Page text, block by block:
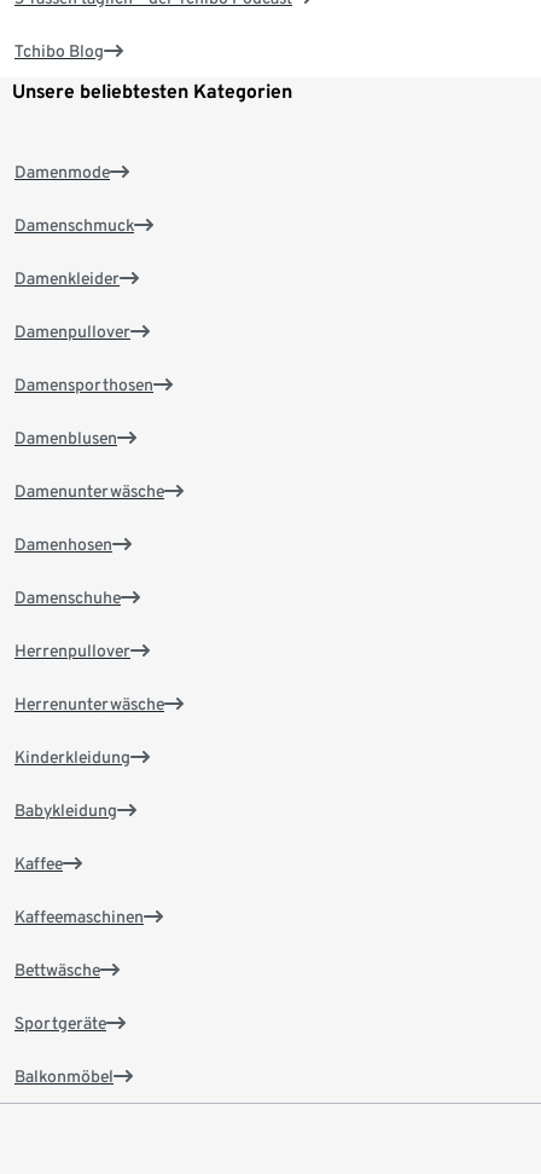
Tchibo Blog
Unsere beliebtesten Kategorien
Damenmode
Damenschmuck
Damenkleider
Damenpullover
Damensporthosen
Damenblusen
Damenunterwäsche
Damenhosen
Damenschuhe
Herrenpullover
Herrenunterwäsche
Kinderkleidung
Babykleidung
Kaffee
Kaffeemaschinen
Bettwäsche
Sportgeräte
Balkonmöbel